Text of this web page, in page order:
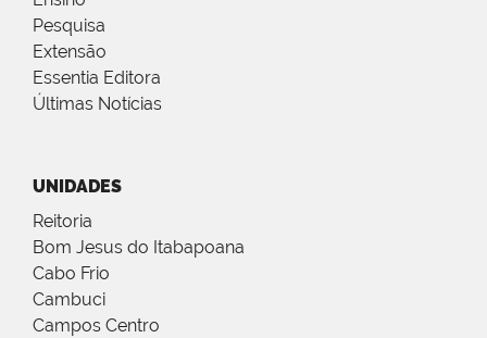
Pesquisa
Extensão
Essentia Editora
Últimas Notícias
UNIDADES
Reitoria
Bom Jesus do Itabapoana
Cabo Frio
Cambuci
Campos Centro